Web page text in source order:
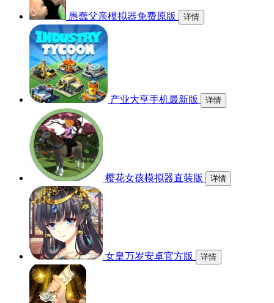
愚蠢父亲模拟器免费原版 详情
产业大亨手机最新版 详情
樱花女孩模拟器直装版 详情
女皇万岁安卓官方版 详情